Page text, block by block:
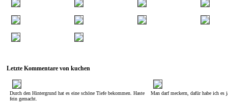
Letzte Kommentare von kuchen
Durch den Hintergrund hat es eine schöne Tiefe bekommen. Haste
fein gemacht.
Man darf meckern, dafür habe ich es